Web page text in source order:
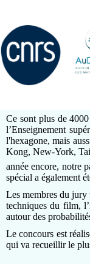
Ce sont plus de
l’Enseignement
l'hexagone, mais
Kong, New-York,
année encore, notre
spécial a également
Les membres du jury
techniques du film,
autour des
Le concours est
qui va recueillir le